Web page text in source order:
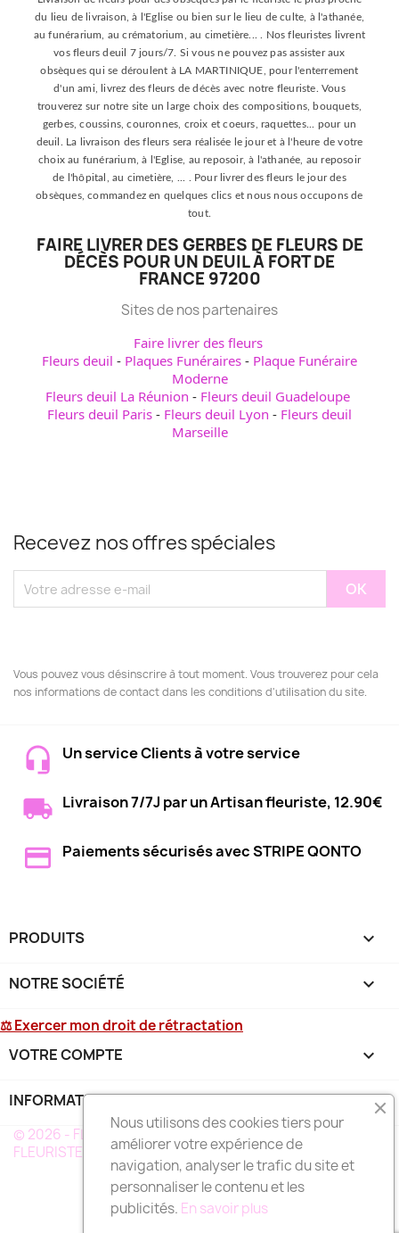
du lieu de livraison, à l'Eglise ou bien sur le lieu de culte, à l'athanée,
au funérarium, au crématorium, au cimetière... . Nos fleuristes livrent
vos fleurs deuil 7 jours/7. Si vous ne pouvez pas assister aux
obsèques qui se déroulent à LA MARTINIQUE, pour l'enterrement
d'un ami, livrez des fleurs de décès avec notre fleuriste. Vous
trouverez sur notre site un large choix des compositions, bouquets,
gerbes, coussins, couronnes, croix et coeurs, raquettes... pour un
deuil. La livraison des fleurs sera réalisée le jour et à l'heure de votre
choix au funérarium, à l'Eglise, au reposoir, à l'athanée, au reposoir
de l'hôpital, au cimetière, ... . Pour livrer des fleurs le jour des
obsèques, commandez en quelques clics et nous nous occupons de
tout.
FAIRE LIVRER DES GERBES DE FLEURS DE
DÉCÈS POUR UN DEUIL À FORT DE
FRANCE 97200
Sites de nos partenaires
Faire livrer des fleurs
Fleurs deuil - Plaques Funéraires - Plaque Funéraire
Moderne
Fleurs deuil La Réunion - Fleurs deuil Guadeloupe
Fleurs deuil Paris - Fleurs deuil Lyon - Fleurs deuil
Marseille
Recevez nos offres spéciales
Vous pouvez vous désinscrire à tout moment. Vous trouverez pour cela
nos informations de contact dans les conditions d'utilisation du site.
Un service Clients à votre service
Livraison 7/7J par un Artisan fleuriste, 12.90€
Paiements sécurisés avec STRIPE QONTO
PRODUITS 
NOTRE SOCIÉTÉ 
⚖ Exercer mon droit de rétractation
VOTRE COMPTE 
INFORMATIONS keyboard_arrow_down
© 2026 - FLEURS DEUIL MARTINIQUE - UN RÉSEAU DE
FLEURISTE A VOTRE SERVICE EN MARTINIQUE
Nous utilisons des cookies tiers pour
améliorer votre expérience de
navigation, analyser le trafic du site et
personnaliser le contenu et les
publicités. En savoir plus